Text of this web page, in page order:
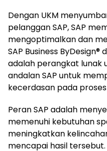
Dengan UKM
pelanggan SAP, SAP
mengoptimalkan dan
SAP Business ByDesign®
adalah perangkat lunak
andalan SAP untuk
kecerdasan pada
Peran SAP adalah
memenuhi kebutuhan
meningkatkan
mencapai hasil tersebut.